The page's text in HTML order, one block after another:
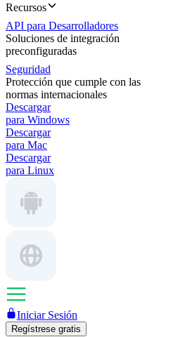
Recursos
API para Desarrolladores
Soluciones de integración
preconfiguradas
Seguridad
Protección que cumple con las
normas internacionales
Descargar
para Windows
Descargar
para Mac
Descargar
para Linux
Iniciar Sesión
Regístrese gratis